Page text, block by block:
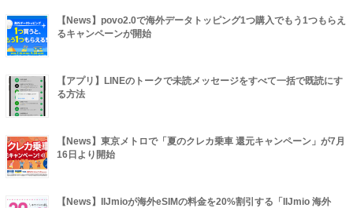
【News】povo2.0で海外データトッピング1つ購入でもう1つもらえ
るキャンペーンが開始
【アプリ】LINEのトークで未読メッセージをすべて一括で既読にす
る方法
【News】東京メトロで「夏のクレカ乗車 還元キャンペーン」が7月
16日より開始
【News】IIJmioが海外eSIMの料金を20%割引する「IIJmio 海外